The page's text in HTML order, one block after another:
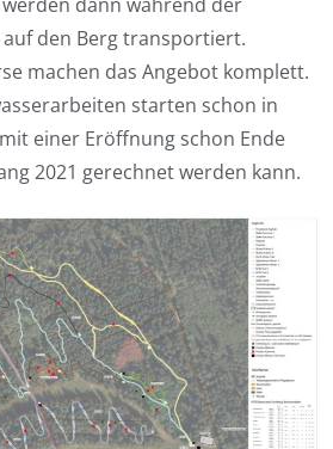
den Berg transportiert.
machen das Angebot komplett.
starten schon in
einer Eröffnung schon Ende
2021 gerechnet werden kann.